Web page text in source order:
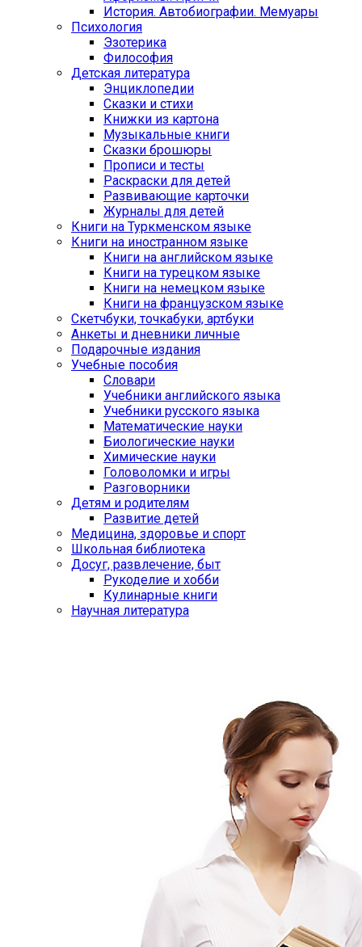
История. Автобиографии. Мемуары
Психология
Эзотерика
Философия
Детская литература
Энциклопедии
Сказки и стихи
Книжки из картона
Музыкальные книги
Сказки брошюры
Прописи и тесты
Раскраски для детей
Развивающие карточки
Журналы для детей
Книги на Туркменском языке
Книги на иностранном языке
Книги на английском языке
Книги на турецком языке
Книги на немецком языке
Книги на французском языке
Cкетчбуки, точкабуки, артбуки
Анкеты и дневники личные
Подарочные издания
Учебные пособия
Словари
Учебники английского языка
Учебники русского языка
Математические науки
Биологические науки
Химические науки
Головоломки и игры
Разговорники
Детям и родителям
Развитие детей
Медицина, здоровье и спорт
Школьная библиотека
Досуг, развлечение, быт
Рукоделие и хобби
Кулинарные книги
Научная литература